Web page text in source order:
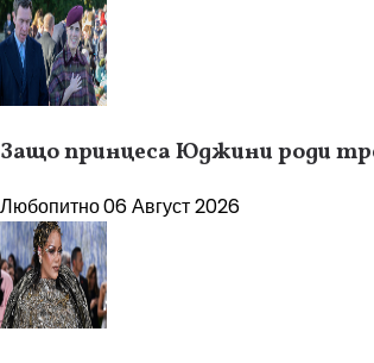
Защо принцеса Юджини роди
Любопитно06 Август 2026